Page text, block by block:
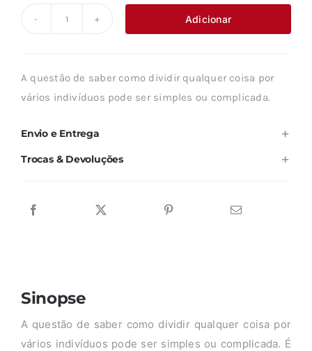
original
era:
é:
PROCESSOS
Adicionar
A questão de saber como dividir qualquer coisa por
vários indivíduos pode ser simples ou complicada.
Envio e Entrega
Trocas & Devoluções
Sinopse
A questão de saber como dividir qualquer coisa por
vários indivíduos pode ser simples ou complicada. É